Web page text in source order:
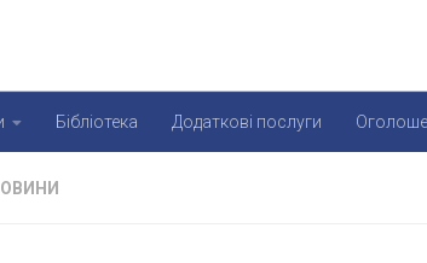
Бібліотека Додаткові послуги